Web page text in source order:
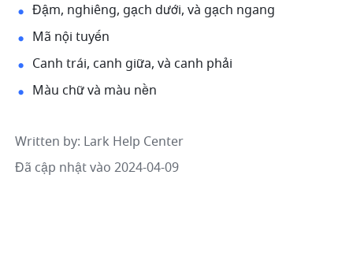
Đậm, nghiêng, gạch dưới, và gạch ngang
Mã nội tuyến
Canh trái, canh giữa, và canh phải
Màu chữ và màu nền
Written by: Lark Help Center
Đã cập nhật vào 2024-04-09